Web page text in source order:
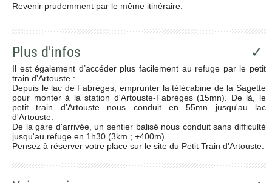
Revenir prudemment par le même itinéraire.
Plus d'infos ✓
Il est également d’accéder plus facilement au refuge par le petit
train d'Artouste :
Depuis le lac de Fabrèges, emprunter la télécabine de la Sagette
pour monter à la station d'Artouste-Fabrèges (15mn). De là, le
petit train d'Artouste nous conduit en 55mn jusqu'au lac
d'Artouste.
De la gare d'arrivée, un sentier balisé nous conduit sans difficulté
jusqu'au refuge en 1h30 (3km ; +400m).
Pensez à réserver votre place sur le site du Petit Train d'Artouste.